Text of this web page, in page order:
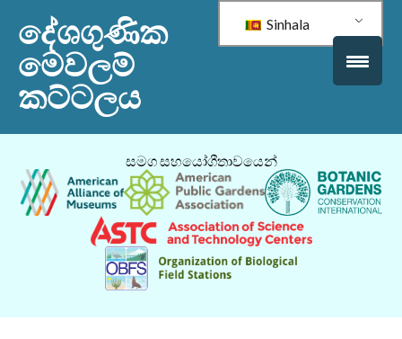
දේශගුණික
මෙවලම්
කට්ටලය
Sinhala
සමග සහයෝගීතාවයෙන්